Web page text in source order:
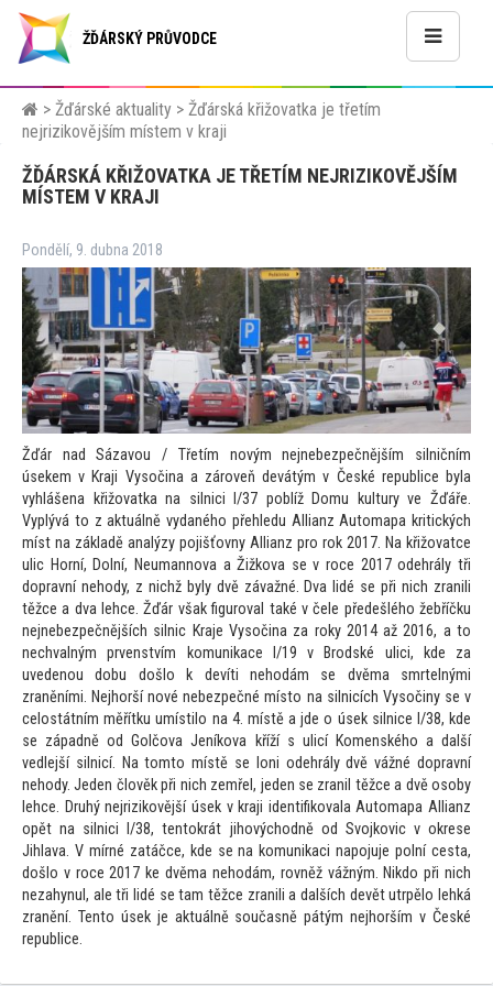
ŽĎÁRSKÝ PRŮVODCE
> Žďárské aktuality > Žďárská křižovatka je třetím
nejrizikovějším místem v kraji
ŽĎÁRSKÁ KŘIŽOVATKA JE TŘETÍM NEJRIZIKOVĚJŠÍM
MÍSTEM V KRAJI
Pondělí, 9. dubna 2018
Žďár nad Sázavou / Třetím novým nejnebezpečnějším silničním
úsekem v Kraji Vysočina a zároveň devátým v České republice byla
vyhlášena křižovatka na silnici I/37 poblíž Domu kultury ve Žďáře.
Vyplývá to z aktuálně vydaného přehledu Allianz Automapa kritických
míst na základě analýzy pojišťovny Allianz pro rok 2017. Na křižovatce
ulic Horní, Dolní, Neumannova a Žižkova se v roce 2017 odehrály tři
dopravní nehody, z nichž byly dvě závažné. Dva lidé se při nich zranili
těžce a dva lehce. Žďár však figuroval také v čele předešlého žebříčku
nejnebezpečnějších silnic Kraje Vysočina za roky 2014 až 2016, a to
nechvalným prvenstvím komunikace I/19 v Brodské ulici, kde za
uvedenou dobu došlo k devíti nehodám se dvěma smrtelnými
zraněními. Nejhorší nové nebezpečné místo na silnicích Vysočiny se v
celostátním měřítku umístilo na 4. místě a jde o úsek silnice I/38, kde
se západně od Golčova Jeníkova kříží s ulicí Komenského a další
vedlejší silnicí. Natomto místě se loni odehrály dvě vážné dopravní
nehody. Jeden člověk při nich zemřel, jeden se zranil těžce a dvě osoby
lehce. Druhý nejrizikovější úsek v kraji identifikovala Automapa Allianz
opět na silnici I/38, tentokrát jihovýchodně od Svojkovic v okrese
Jihlava. V mírné zatáčce, kde se na komunikaci napojuje polní cesta,
došlo v roce 2017 ke dvěma nehodám, rovněž vážným. Nikdo při nich
nezahynul, ale tři lidé se tam těžce zranili a dalších devět utrpělo lehká
zranění. Tento úsek je aktuálně současně pátým nejhorším v České
republice.